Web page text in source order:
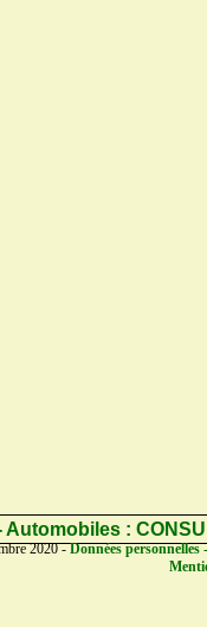
Automobiles :
2020 -Données personnelles